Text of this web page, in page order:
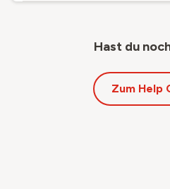
Hast du
Zum Help